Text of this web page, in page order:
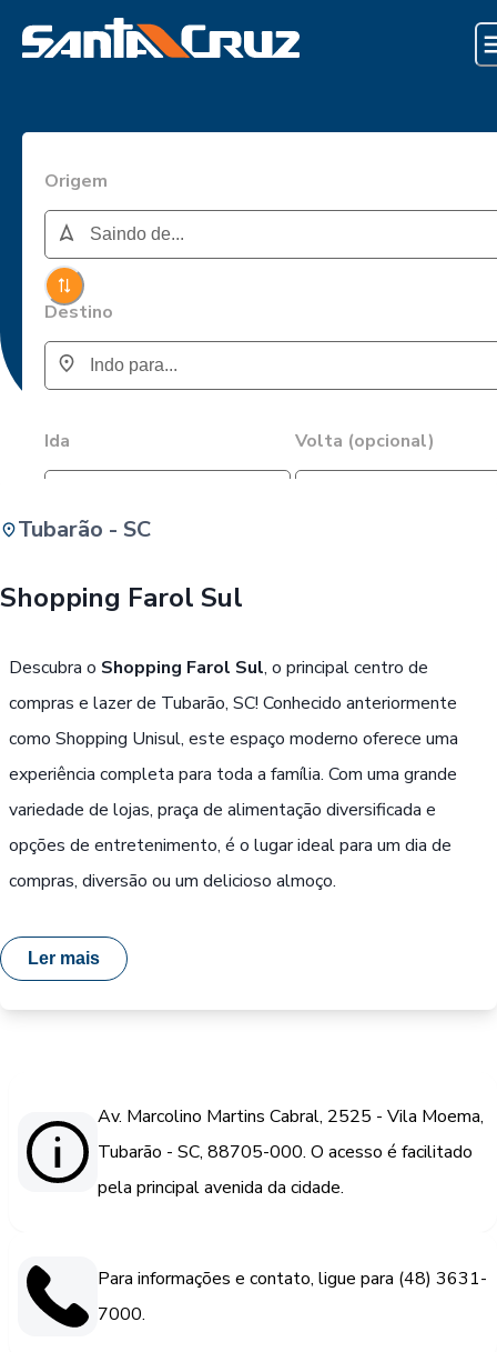
Origem
Destino
Ida Volta (opcional)
Tubarão - SC
Shopping Farol Sul
Descubra o Shopping Farol Sul, o principal centro de
compras e lazer de Tubarão, SC! Conhecido anteriormente
como Shopping Unisul, este espaço moderno oferece uma
experiência completa para toda a família. Com uma grande
variedade de lojas, praça de alimentação diversificada e
opções de entretenimento, é o lugar ideal para um dia de
compras, diversão ou um delicioso almoço.
Ler mais
Av. Marcolino Martins Cabral, 2525 - Vila Moema,
Tubarão - SC, 88705-000. O acesso é facilitado
pela principal avenida da cidade.
Para informações e contato, ligue para (48) 3631-
7000.